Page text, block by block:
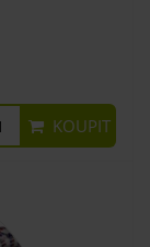
KOUPIT